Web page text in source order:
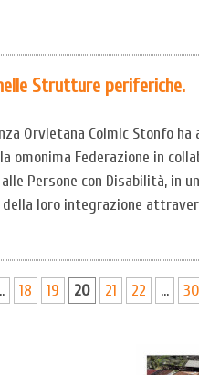
Strutture periferiche.
Orvietana Colmic Stonfo
omonima Federazione in
Persone con Disabilità, in
loro integrazione
18 19 20 21 22 ... 30